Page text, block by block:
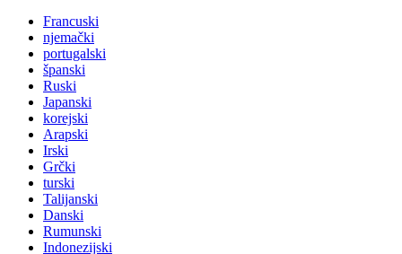
Francuski
njemački
portugalski
španski
Ruski
Japanski
korejski
Arapski
Irski
Grčki
turski
Talijanski
Danski
Rumunski
Indonezijski